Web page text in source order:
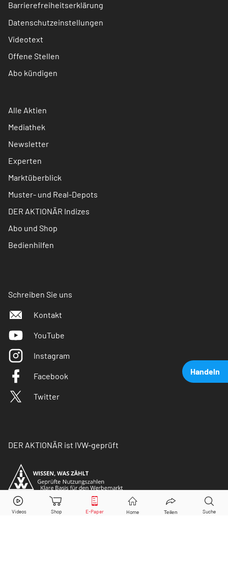
Handeln
Moderna Inc Aktie jetzt handeln?
Barrierefreiheitserklärung
Datenschutzeinstellungen
Videotext
Offene Stellen
Abo kündigen
Alle Aktien
Mediathek
Newsletter
Experten
Marktüberblick
Muster- und Real-Depots
DER AKTIONÄR Indizes
Abo und Shop
Bedienhilfen
Schreiben Sie uns
Kontakt
YouTube
Instagram
Facebook
Twitter
DER AKTIONÄR ist IVW-geprüft